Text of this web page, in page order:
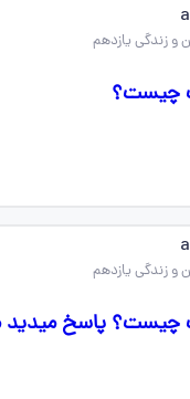
چیست؟
چیست؟ پاسخ میدید